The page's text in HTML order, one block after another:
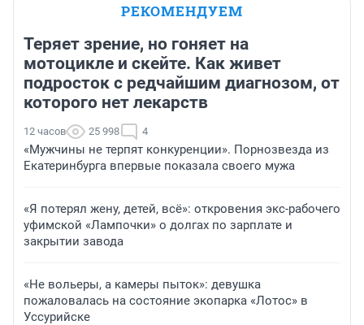
РЕКОМЕНДУЕМ
Теряет зрение, но гоняет на
мотоцикле и скейте. Как живет
подросток с редчайшим диагнозом, от
которого нет лекарств
12 часов 25 998 4
«Мужчины не терпят конкуренции». Порнозвезда из
Екатеринбурга впервые показала своего мужа
«Я потерял жену, детей, всё»: откровения экс-рабочего
уфимской «Лампочки» о долгах по зарплате и
закрытии завода
«Не вольеры, а камеры пыток»: девушка
пожаловалась на состояние экопарка «Лотос» в
Уссурийске